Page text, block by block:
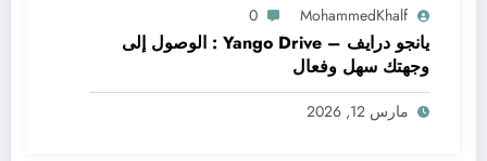
MohammedKhalf
0
يانجو درايف – Yango Drive : الوصول إلى
وجهتك سهل وفعال
مارس 12, 2026